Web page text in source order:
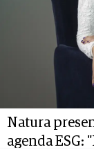
Natura
agenda ESG: